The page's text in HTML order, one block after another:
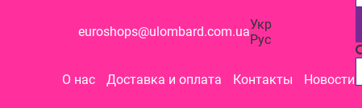
euroshops@ulombard.com.uaУкр
Рус
О нас Доставка и оплата Контакты Новости